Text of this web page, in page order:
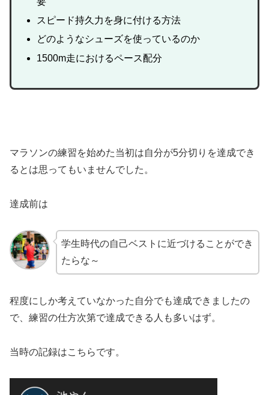
スピード持久力を身に付ける方法
どのようなシューズを使っているのか
1500m走におけるペース配分
マラソンの練習を始めた当初は自分が5分切りを達成でき
るとは思ってもいませんでした。
達成前は
学生時代の自己ベストに近づけることができ
たらな～
程度にしか考えていなかった自分でも達成できましたの
で、練習の仕方次第で達成できる人も多いはず。
当時の記録はこちらです。